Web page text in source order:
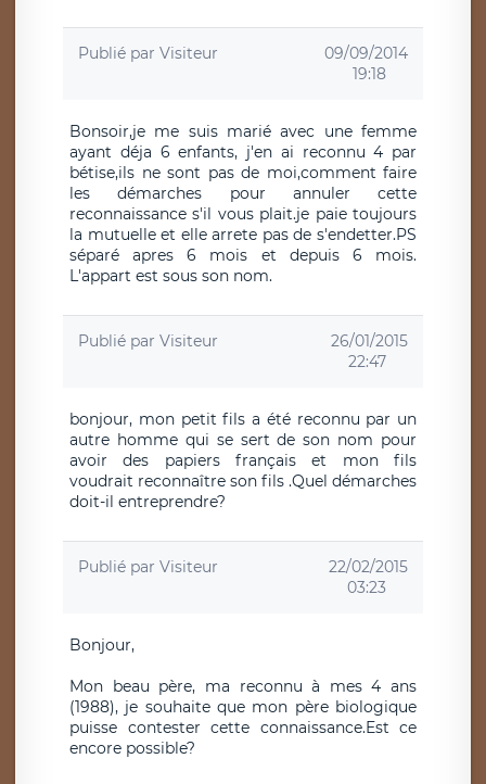
Publié par Visiteur
09/09/2014
19:18
Bonsoir,je me suis marié avec une femme
ayant déja 6 enfants, j'en ai reconnu 4 par
bétise,ils ne sont pas de moi,comment faire
les démarches pour annuler cette
reconnaissance s'il vous plait.je paie toujours
la mutuelle et elle arrete pas de s'endetter.PS
séparé apres 6 mois et depuis 6 mois.
L'appart est sous son nom.
Publié par Visiteur
26/01/2015
22:47
bonjour, mon petit fils a été reconnu par un
autre homme qui se sert de son nom pour
avoir des papiers français et mon fils
voudrait reconnaître son fils .Quel démarches
doit-il entreprendre?
Publié par Visiteur
22/02/2015
03:23
Bonjour,
Mon beau père, ma reconnu à mes 4 ans
(1988), je souhaite que mon père biologique
puisse contester cette connaissance.Est ce
encore possible?